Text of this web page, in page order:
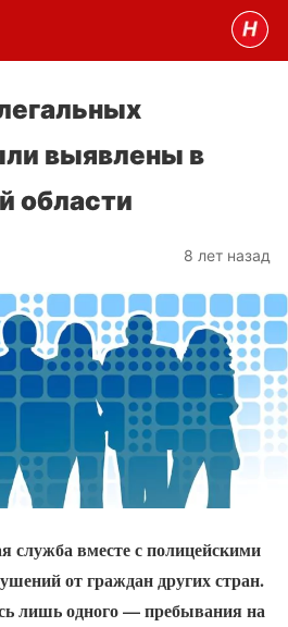
выявлены в
области
8 лет назад
служба вместе с полицейскими
от граждан других стран.
лишь одного — пребывания на